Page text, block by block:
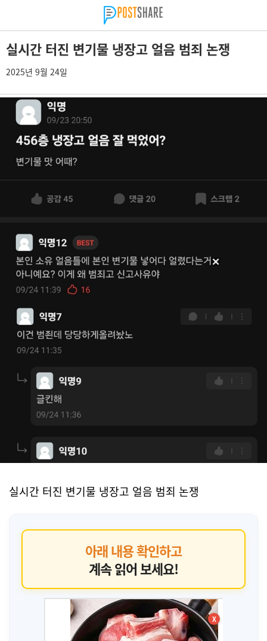
실시간 터진 변기물 냉장고 얼음 범죄 논쟁
2025년 9월 24일
실시간 터진 변기물 냉장고 얼음 범죄 논쟁
아래 내용 확인하고
계속 읽어 보세요!
X